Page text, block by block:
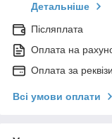
Детальніше
Післяплата
Оплата на
Оплата за
Всі умови оплати